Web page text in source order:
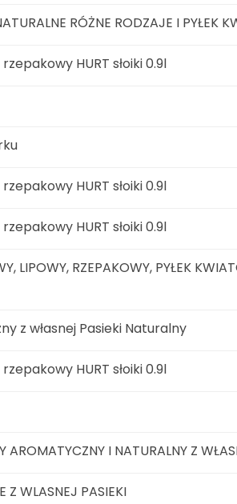
RÓŻNE RODZAJE I PYŁEK
HURT słoiki 0.9l
HURT słoiki 0.9l
HURT słoiki 0.9l
LIPOWY, RZEPAKOWY, PYŁEK
z własnej Pasieki Naturalny
HURT słoiki 0.9l
I NATURALNY Z
Z WLASNEJ PASIEKI